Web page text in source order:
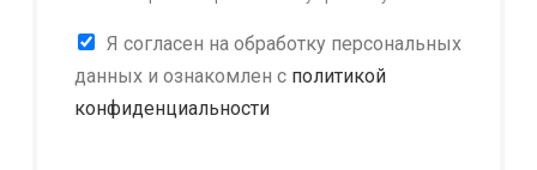
К
н
ф
Я согласен на обработку персональных
данных и ознакомлен с политикой
конфиденциальности